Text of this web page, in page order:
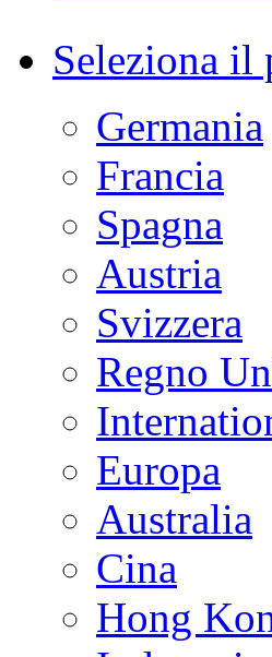
Seleziona il
Germania
Francia
Spagna
Austria
Svizzera
Regno
Europa
Australia
Cina
Hong